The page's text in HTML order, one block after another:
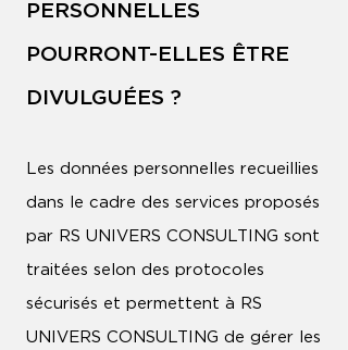
PERSONNELLES
POURRONT-ELLES ÊTRE
DIVULGUÉES ?
Les données personnelles recueillies
dans le cadre des services proposés
par RS UNIVERS CONSULTING sont
traitées selon des protocoles
sécurisés et permettent à RS
UNIVERS CONSULTING de gérer les